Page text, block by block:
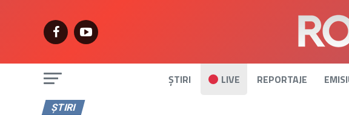
ȘTIRI LIVE REPORTAJE
ȘTIRI